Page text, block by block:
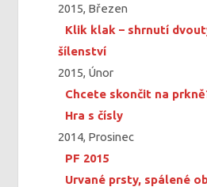
2015, Březen
Klik klak – shrnutí
šílenství
2015, Únor
Chcete skončit na
Hra s čísly
2014, Prosinec
PF 2015
Urvané prsty, spálené